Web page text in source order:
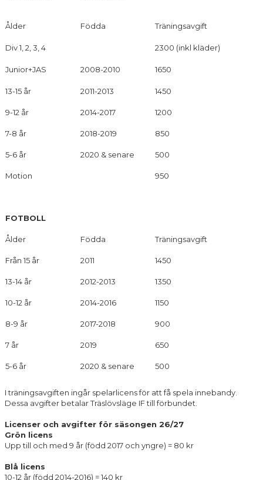
MEDLEMSÅTAGANDEN
MEDLEMS- & TRÄNINGSAVGIFTER
INTEGRITETSPOLICY
ANKARVALLEN/ANKARHALLEN JOUR KVÄLLSTID
Ålder Födda Träningsavgift
Div 1, 2, 3, 4 2300 (inkl kläder)
Junior+JAS 2008-2010 1650
13-15 år 2011-2013 1450
9-12 år 2014-2017 1200
7-8 år 2018-2019 850
5-6 år 2020 & senare 500
Motion 950
FOTBOLL
Ålder Födda Träningsavgift
Från 15 år 2011 1450
13-14 år 2012-2013 1350
10-12 år 2014-2016 1150
8-9 år 2017-2018 900
7 år 2019 650
5-6 år 2020 & senare 500
I träningsavgiften ingår spelarlicens för att få spela innebandy.
Dessa avgifter betalar Träslövsläge IF till förbundet.
Licenser och avgifter för säsongen 26/27
Grön licens
Upp till och med 9 år (född 2017 och yngre) = 80 kr
Blå licens
10-12 år (född 2014-2016) = 140 kr